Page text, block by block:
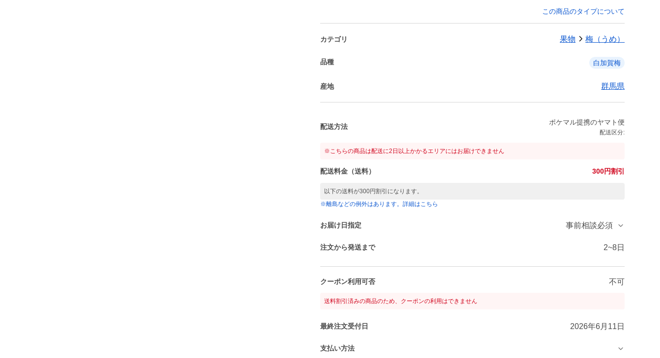
この商品のタイプについて
カテゴリ 果物 梅（うめ）
品種 白加賀梅
産地 群馬県
配送方法
ポケマル提携のヤマト便
配送区分:
※こちらの商品は配送に2日以上かかるエリアにはお届けできません
配送料金（送料） 300円割引
以下の送料が300円割引になります。
※離島などの例外はあります。詳細はこちら
お届け日指定 事前相談必須
注文から発送まで 2~8日
クーポン利用可否 不可
送料割引済みの商品のため、クーポンの利用はできません
最終注文受付日 2026年6月11日
支払い方法